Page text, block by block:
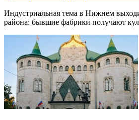
Индустриальная тема в Нижнем
района: бывшие фабрики получают